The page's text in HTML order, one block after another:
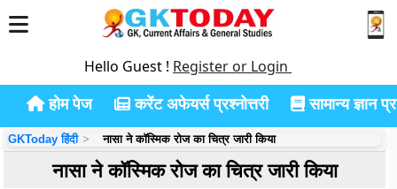
Hello Guest ! Register or Login
होम पेज करेंट अफेयर्स प्रश्नोत्तरी सामान्य ज्ञान
GKToday हिंदी नासा ने कॉस्मिक रोज का चित्र जारी किया
नासा ने कॉस्मिक रोज का चित्र जारी किया